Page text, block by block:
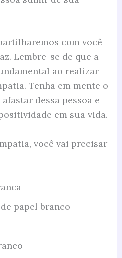
com você
Lembre-se de que a
ao realizar
Tenha em mente o
dessa pessoa e
em sua vida.
você vai precisar
papel branco